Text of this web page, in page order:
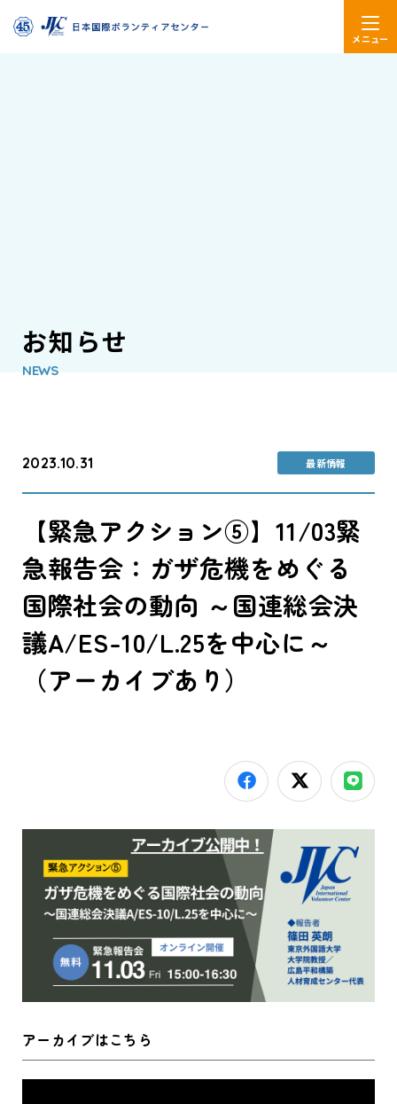
メニュー
お知らせ
NEWS
2023.10.31 最新情報
【緊急アクション⑤】11/03緊
急報告会：ガザ危機をめぐる
国際社会の動向 ～国連総会決
議A/ES-10/L.25を中心に～
（アーカイブあり）
アーカイブはこちら